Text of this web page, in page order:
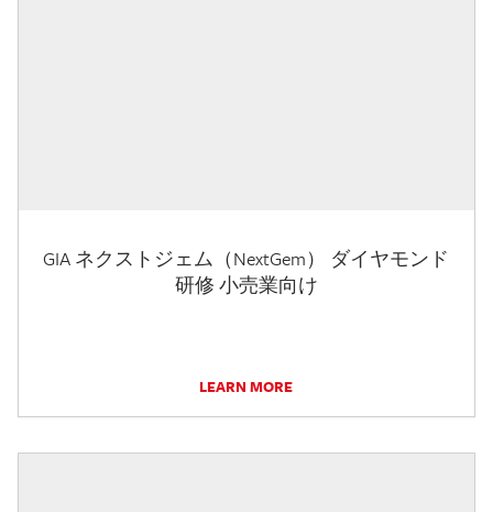
GIA ネクストジェム（NextGem） ダイヤモンド
研修 小売業向け
LEARN MORE